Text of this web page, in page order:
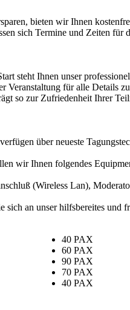
bieten wir Ihnen
sich Termine und Zeiten
steht Ihnen unser
Veranstaltung für alle Details
so zur Zufriedenheit Ihrer
über neueste
wir Ihnen folgendes
(Wireless Lan),
sich an unser hilfsbereites
40 PAX
60 PAX
90 PAX
70 PAX
40 PAX